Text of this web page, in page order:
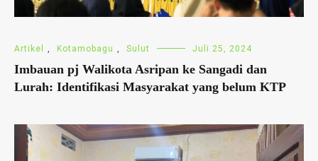
Artikel , Kotamobagu , Sulut Juli 25, 2024
Imbauan pj Walikota Asripan ke Sangadi dan
Lurah: Identifikasi Masyarakat yang belum KTP